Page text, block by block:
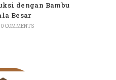
dengan Bambu
Besar
0 COMMENTS